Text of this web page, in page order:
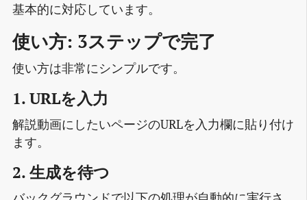
基本的に対応しています。
使い方: 3ステップで完了
使い方は非常にシンプルです。
1. URLを入力
解説動画にしたいページのURLを入力欄に貼り付け
ます。
2. 生成を待つ